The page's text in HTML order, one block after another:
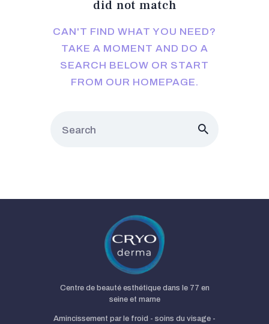
did not match
CAN'T FIND WHAT YOU NEED?
TAKE A MOMENT AND DO A
SEARCH BELOW OR START
FROM OUR HOMEPAGE.
Centre de beauté esthétique dans le 77 en
seine et marne
Amincissement par le froid - soins du visage -